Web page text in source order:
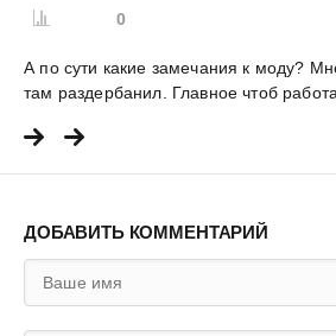
0
А по сути какие замечания к моду?
там раздербанил. Главное чтоб
ДОБАВИТЬ КОММЕНТАРИЙ